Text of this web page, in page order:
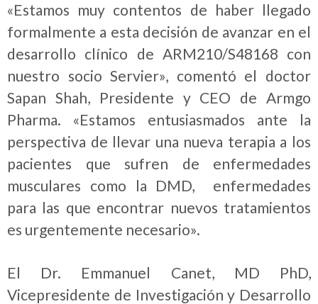
«Estamos muy contentos de haber llegado
formalmente a esta decisión de avanzar en el
desarrollo clínico de ARM210/S48168 con
nuestro socio Servier», comentó el doctor
Sapan Shah, Presidente y CEO de Armgo
Pharma. «Estamos entusiasmados ante la
perspectiva de llevar una nueva terapia a los
pacientes que sufren de enfermedades
musculares como la DMD, enfermedades
para las que encontrar nuevos tratamientos
es urgentemente necesario».
El Dr. Emmanuel Canet, MD PhD,
Vicepresidente de Investigación y Desarrollo